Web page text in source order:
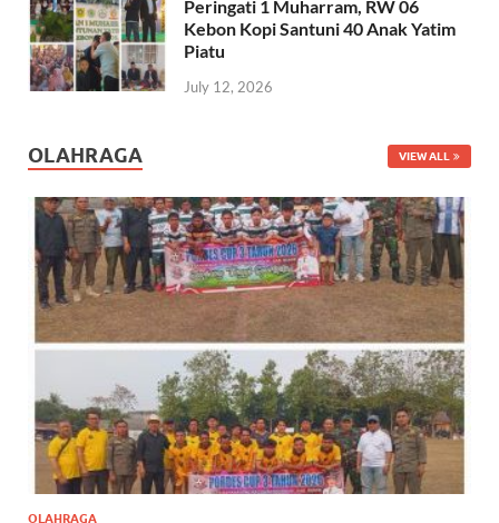
Peringati 1 Muharram, RW 06
Kebon Kopi Santuni 40 Anak Yatim
Piatu
July 12, 2026
OLAHRAGA VIEW ALL
OLAHRAGA